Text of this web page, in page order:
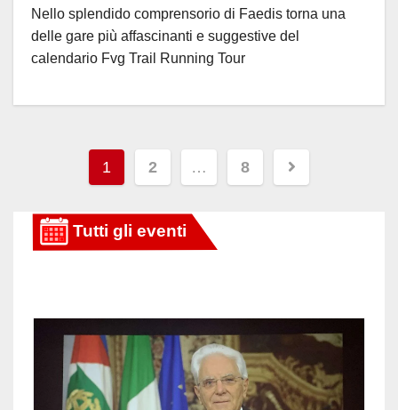
Nello splendido comprensorio di Faedis torna una
delle gare più affascinanti e suggestive del
calendario Fvg Trail Running Tour
Paginazione
degli
articoli
1 2 … 8